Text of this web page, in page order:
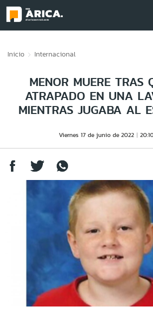
Inicio Internacional
MENOR MUERE TRAS
ATRAPADO EN UNA
MIENTRAS JUGABA AL
Viernes 17 de junio de 2022